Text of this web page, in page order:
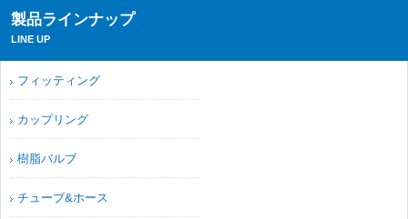
製品ラインナップ
LINE UP
フィッティング
カップリング
樹脂バルブ
チューブ&ホース